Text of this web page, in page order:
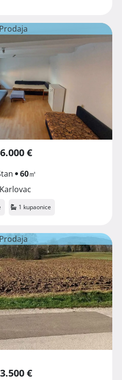
Prodaja
€
60㎡
1 kupaonice
€